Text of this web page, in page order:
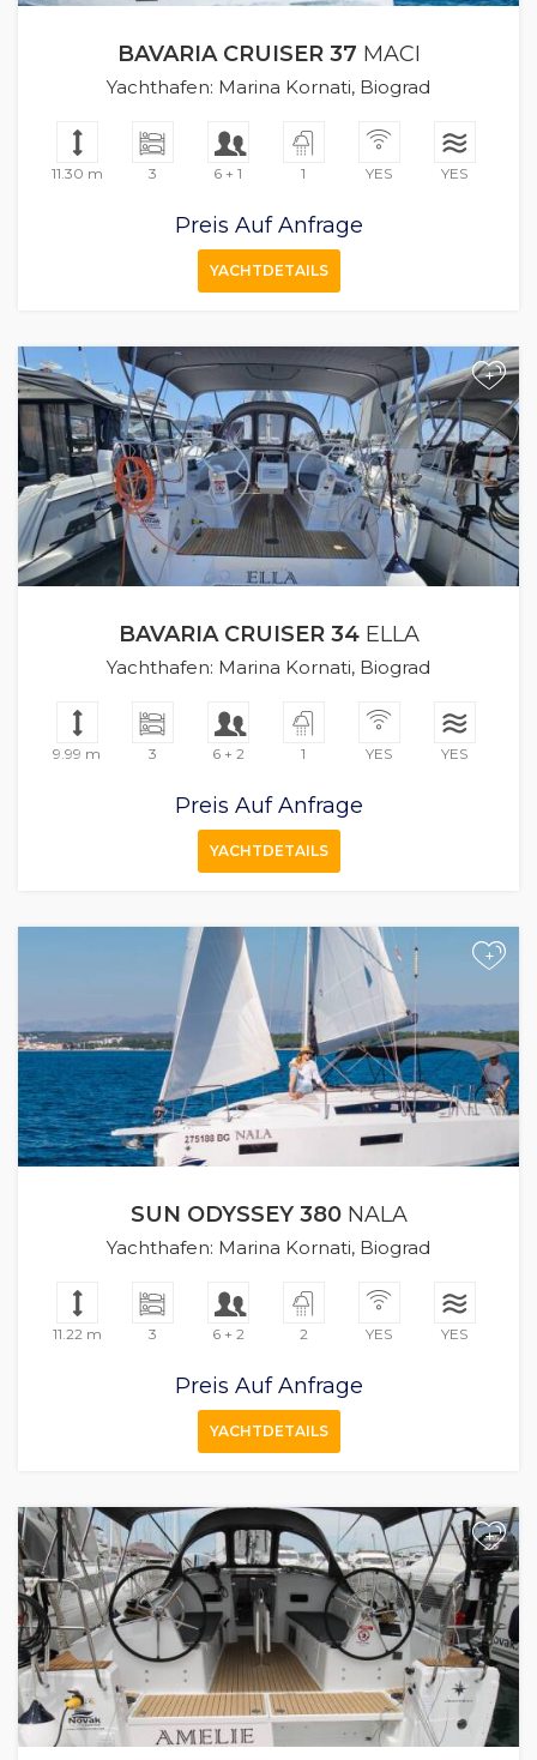
BAVARIA CRUISER 37 MACI
Yachthafen: Marina Kornati, Biograd
11.30 m 3 6 + 1 1 YES YES
Preis Auf Anfrage
YACHTDETAILS
+
BAVARIA CRUISER 34ELLA
Yachthafen: Marina Kornati, Biograd
9.99 m 3 6 + 2 1 YES YES
Preis Auf Anfrage
YACHTDETAILS
+
SUN ODYSSEY 380NALA
Yachthafen: Marina Kornati, Biograd
11.22 m 3 6 + 2 2 YES YES
Preis Auf Anfrage
YACHTDETAILS
+